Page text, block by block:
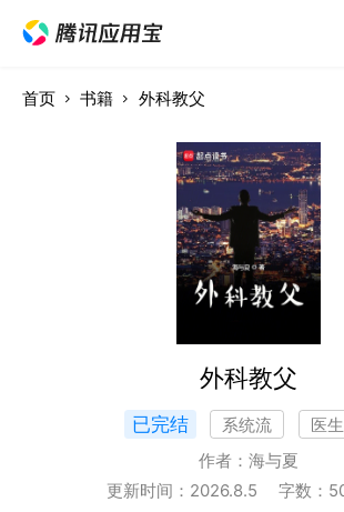
首页 书籍 外科教父
外科教父
已完结 系统流
医
作者： 海与夏
更新时间： 2026.8.5 字数：